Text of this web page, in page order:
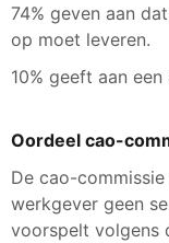
74% geven aan
op moet leveren.
10% geeft aan
Oordeel cao-
De cao-
werkgever geen
voorspelt volgens